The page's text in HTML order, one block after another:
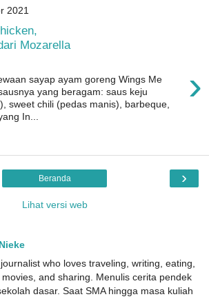
2021
Mozarella
›
sayap ayam goreng Wings Me
yang beragam: saus keju
sweet chili (pedas manis), barbeque,
In...
›
Beranda
Lihat versi web
who loves traveling, writing, eating,
and sharing. Menulis cerita pendek
dasar. Saat SMA hingga masa kuliah